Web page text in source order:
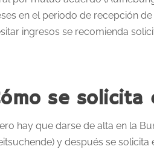
en el periodo de recepción
ingresos se recomienda
se solicita
hay que darse de alta en la
y después se solicita